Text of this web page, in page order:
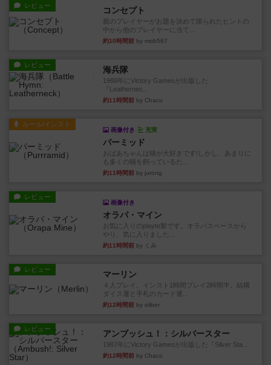
レビュー コンセプト
親のプレイヤーがお題を決めて限られたヒントの
中から他のプレイヤーに当て...
約10時間前 by mob567
レビュー 海兵隊
1988年にVictory Gamesが出版した
『Leathernec...
約11時間前 by Chaco
ルール/インスト
画像付き 充実
パーミッド
おばあちゃんは猫が大好きです!しかし、あまりに
も多くの猫を飼っているた...
約11時間前 by jurong
レビュー
画像付き
オラパ・マイン
お気に入りのplayte製です。オラパスペースから
やり、気に入りました...
約11時間前 by くみ
レビュー マーリン
４人プレイ。インスト1時間プレイ2時間半。結構
ダイス運と手札のカード運...
約12時間前 by oliber
レビュー アンブッシュ！：シルバースター
1987年にVictory Gamesが出版した『Silver Sta...
約12時間前 by Chaco